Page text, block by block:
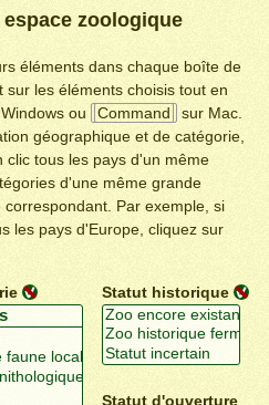
zoologique
éléments dans chaque boîte de
les éléments choisis tout en
ou Command
sur Mac.
géographique et de catégorie,
clic tous les pays d'un même
d'une même grande
Par exemple, si
les pays d'Europe, cliquez sur
Statut historique
Statut d'ouverture